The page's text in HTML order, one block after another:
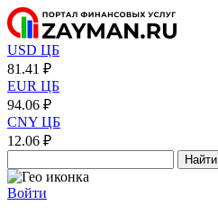
USD ЦБ
81.41 ₽
EUR ЦБ
94.06 ₽
CNY ЦБ
12.06 ₽
Найти
Войти